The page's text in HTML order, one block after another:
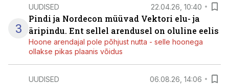
3
UUDISED 22.04.26, 10:40
Pindi ja Nordecon müüvad Vektori elu- ja
äripindu. Ent sellel arendusel on oluline eelis
Hoone arendajal pole põhjust nutta - selle hoonega
ollakse pikas plaanis võidus
UUDISED 06.08.26, 14:06